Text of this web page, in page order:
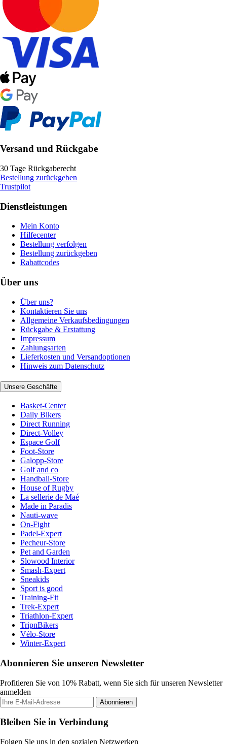
Versand und Rückgabe
30 Tage Rückgaberecht
Bestellung zurückgeben
Trustpilot
Dienstleistungen
Mein Konto
Hilfecenter
Bestellung verfolgen
Bestellung zurückgeben
Rabattcodes
Über uns
Über uns?
Kontaktieren Sie uns
Allgemeine Verkaufsbedingungen
Rückgabe & Erstattung
Impressum
Zahlungsarten
Lieferkosten und Versandoptionen
Hinweis zum Datenschutz
Unsere Geschäfte
Basket-Center
Daily Bikers
Direct Running
Direct-Volley
Espace Golf
Foot-Store
Galopp-Store
Golf and co
Handball-Store
House of Rugby
La sellerie de Maé
Made in Paradis
Nauti-wave
On-Fight
Padel-Expert
Pecheur-Store
Pet and Garden
Slowood Interior
Smash-Expert
Sneakids
Sport is good
Training-Fit
Trek-Expert
Triathlon-Expert
TripnBikers
Vélo-Store
Winter-Expert
Abonnieren Sie unseren Newsletter
Profitieren Sie von 10% Rabatt, wenn Sie sich für unseren Newsletter
anmelden
Abonnieren
Bleiben Sie in Verbindung
Folgen Sie uns in den sozialen Netzwerken